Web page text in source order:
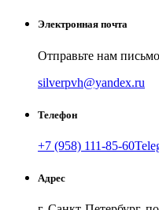
Электронная почта
Отправьте нам
silverpvh@yandex.ru
Телефон
+7 (958) 111-85-60
Адрес